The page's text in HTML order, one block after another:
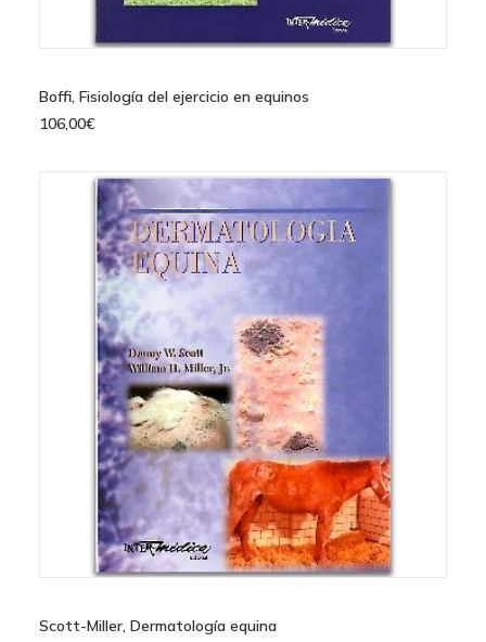
AÑADIR AL CARRITO
Boffi, Fisiología del ejercicio en equinos
106,00€
AÑADIR AL CARRITO
Scott-Miller, Dermatología equina